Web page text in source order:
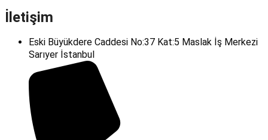
İletişim
Eski Büyükdere Caddesi No:37 Kat:5 Maslak İş Merkezi
Sarıyer İstanbul